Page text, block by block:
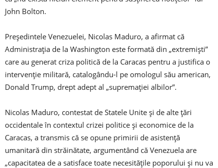
John Bolton.
Preşedintele Venezuelei, Nicolas Maduro, a afirmat că
Administraţia de la Washington este formată din „extremişti”
care au generat criza politică de la Caracas pentru a justifica o
intervenţie militară, catalogându-l pe omologul său american,
Donald Trump, drept adept al „supremaţiei albilor”.
Nicolas Maduro, contestat de Statele Unite şi de alte ţări
occidentale în contextul crizei politice şi economice de la
Caracas, a transmis că se opune primirii de asistenţă
umanitară din străinătate, argumentând că Venezuela are
„capacitatea de a satisface toate necesităţile poporului şi nu va